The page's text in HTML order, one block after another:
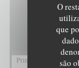
O
que
são